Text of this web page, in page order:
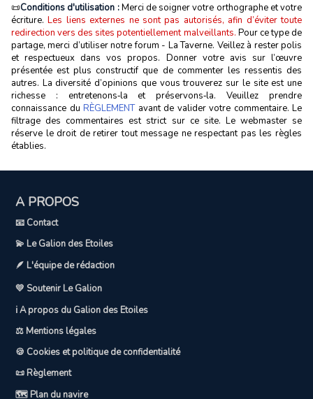
📜Conditions d'utilisation :Merci de soigner votre orthographe et votre
écriture.Les liens externes ne sont pas autorisés, afin d’éviter toute
redirection vers des sites potentiellement malveillants. Pour ce type de
partage, merci d’utiliser notre forum - La Taverne. Veillez à rester polis
et respectueux dans vos propos. Donner votre avis sur l’œuvre
présentée est plus constructif que de commenter les ressentis des
autres. La diversité d’opinions que vous trouverez sur le site est une
richesse : entretenons‑la et préservons‑la. Veuillez prendre
connaissance du RÈGLEMENTavant de valider votre commentaire. Le
filtrage des commentaires est strict sur ce site. Le webmaster se
réserve le droit de retirer tout message ne respectant pas les règles
établies.
A PROPOS
📧 Contact
💫 Le Galion des Etoiles
🪶 L'équipe de rédaction
💛 Soutenir Le Galion
ℹ️ A propos du Galion des Etoiles
⚖️ Mentions légales
🍪 Cookies et politique de confidentialité
📜 Règlement
🗺️ Plan du navire